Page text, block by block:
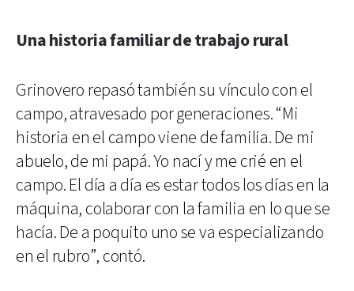
Una historia familiar de trabajo rural
Grinovero repasó también su vínculo con el
campo, atravesado por generaciones. “Mi
historia en el campo viene de familia. De mi
abuelo, de mi papá. Yo nací y me crié en el
campo. El día a día es estar todos los días en la
máquina, colaborar con la familia en lo que se
hacía. De a poquito uno se va especializando
en el rubro”, contó.